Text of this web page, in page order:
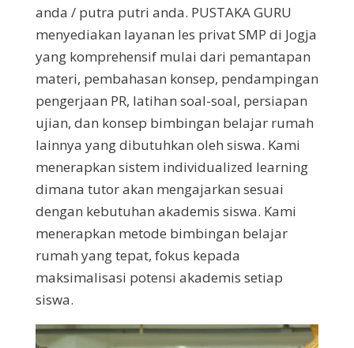
anda / putra putri anda. PUSTAKA GURU
menyediakan layanan les privat SMP di Jogja
yang komprehensif mulai dari pemantapan
materi, pembahasan konsep, pendampingan
pengerjaan PR, latihan soal-soal, persiapan
ujian, dan konsep bimbingan belajar rumah
lainnya yang dibutuhkan oleh siswa. Kami
menerapkan sistem individualized learning
dimana tutor akan mengajarkan sesuai
dengan kebutuhan akademis siswa. Kami
menerapkan metode bimbingan belajar
rumah yang tepat, fokus kepada
maksimalisasi potensi akademis setiap
siswa.